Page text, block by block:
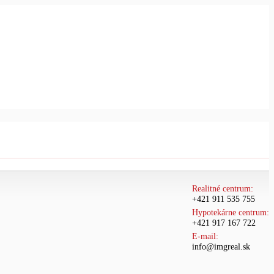
Realitné centrum:
+421 911 535 755
Hypotekárne centrum:
+421 917 167 722
E-mail:
info@imgreal.sk